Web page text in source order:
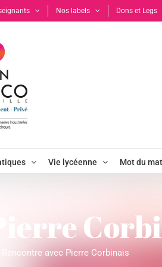
Nos labels Dons et Legs
Vie lycéenne Mot du
Rencontre avec Pierre Corbinais